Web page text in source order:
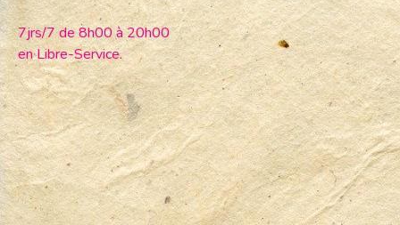
7jrs/7 de 8h00 à 20h00
en Libre-Service.